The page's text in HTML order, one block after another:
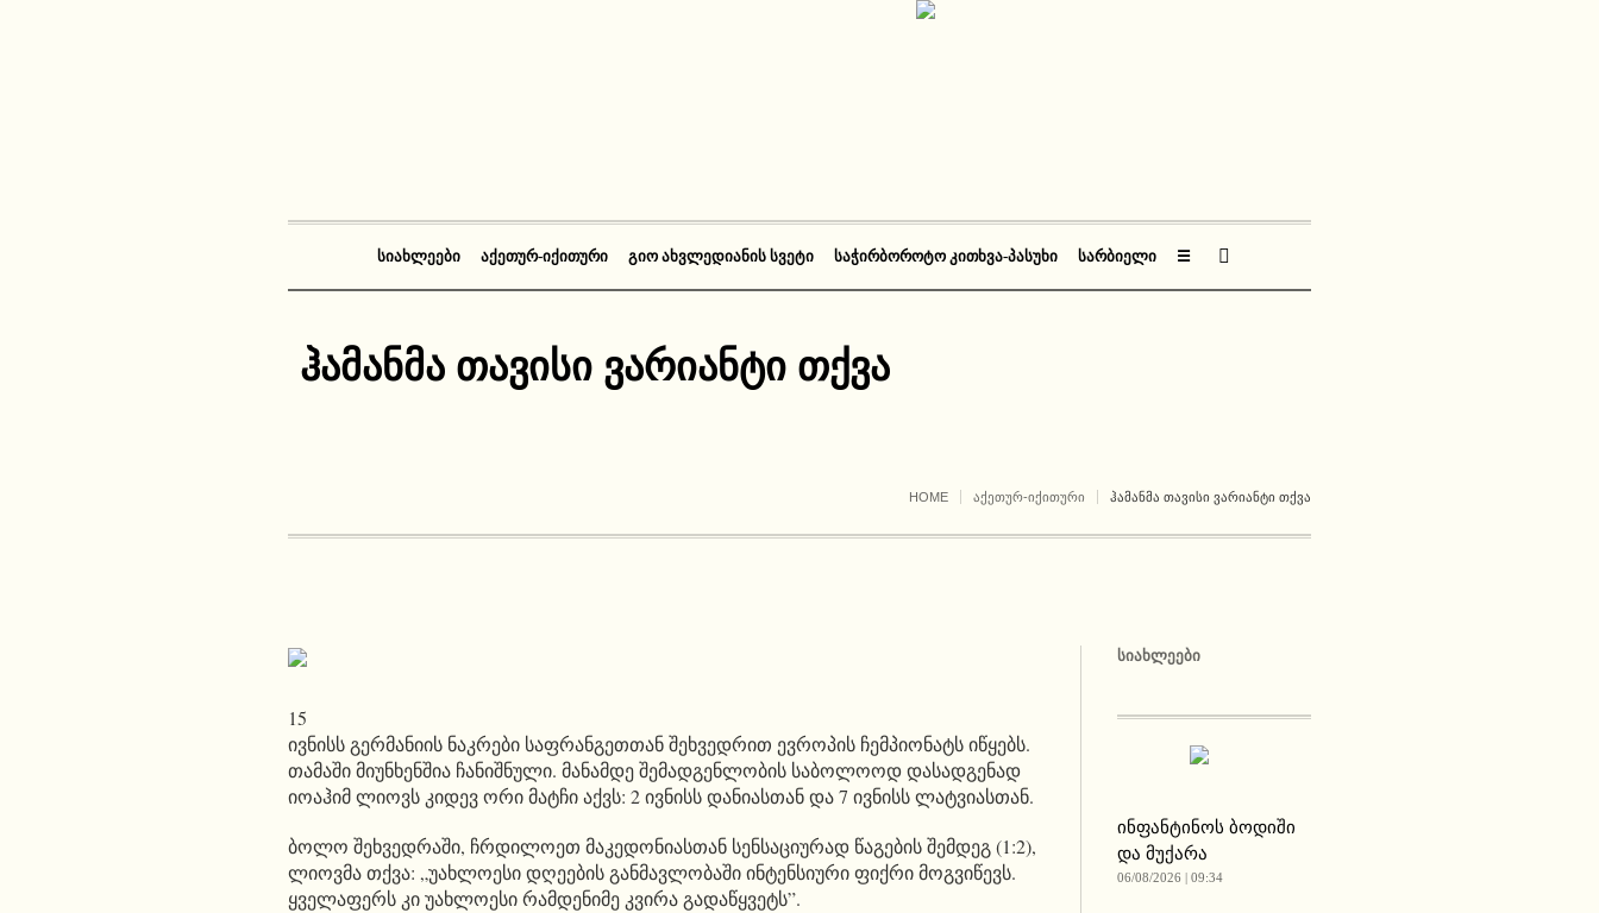
ᲡᲘᲐᲮᲚᲔᲔᲑᲘ ᲐᲥᲔᲗᲣᲠ-ᲘᲥᲘᲗᲣᲠᲘ ᲒᲘᲝ ᲐᲮᲕᲚᲔᲓᲘᲐᲜᲘᲡ ᲡᲕᲔᲢᲘ ᲡᲐᲭᲘᲠᲑᲝᲠᲝᲢᲝ ᲙᲘᲗᲮᲕᲐ-ᲞᲐᲡᲣᲮᲘ ᲡᲐᲠᲑᲘᲔᲚᲘ ☰
ჰამანმა თავისი ვარიანტი თქვა
HOME ᲐᲥᲔᲗᲣᲠ-ᲘᲥᲘᲗᲣᲠᲘ ᲰᲐᲛᲐᲜᲛᲐ ᲗᲐᲕᲘᲡᲘ ᲕᲐᲠᲘᲐᲜᲢᲘ ᲗᲥᲕᲐ
15
ივნისს გერმანიის ნაკრები საფრანგეთთან შეხვედრით ევროპის ჩემპიონატს იწყებს.
თამაში მიუნხენშია ჩანიშნული. მანამდე შემადგენლობის საბოლოოდ დასადგენად
იოაჰიმ ლიოვს კიდევ ორი მატჩი აქვს: 2 ივნისს დანიასთან და 7 ივნისს ლატვიასთან.
ბოლო შეხვედრაში, ჩრდილოეთ მაკედონიასთან სენსაციურად წაგების შემდეგ (1:2),
ლიოვმა თქვა: „უახლოესი დღეების განმავლობაში ინტენსიური ფიქრი მოგვიწევს.
ყველაფერს კი უახლოესი რამდენიმე კვირა გადაწყვეტს”.
ᲡᲘᲐᲮᲚᲔᲔᲑᲘ
ინფანტინოს ბოდიში
და მუქარა
06/08/2026 | 09:34